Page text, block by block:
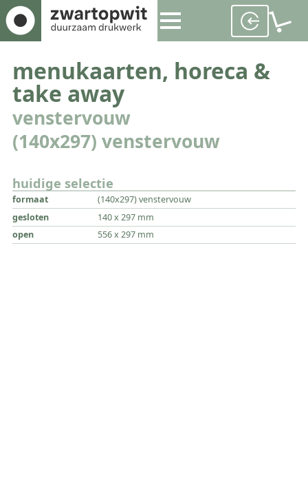
menukaarten, horeca &
take away
venstervouw
(140x297) venstervouw
huidige selectie
formaat
(140x297) venstervouw
gesloten
140 x 297 mm
open
556 x 297 mm